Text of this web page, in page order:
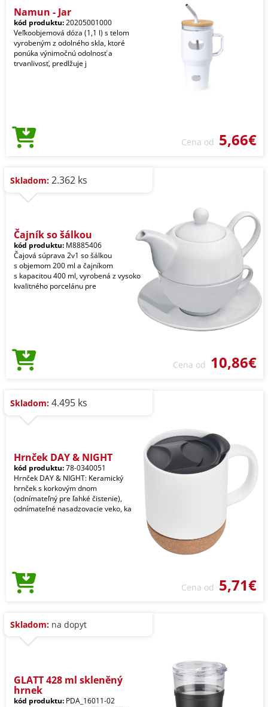
Namun - Jar
kód produktu:20205001000
Veľkoobjemová dóza (1,1 l) s telom
vyrobeným z odolného skla, ktoré
ponúka výnimočnú odolnosť a
trvanlivosť, predlžuje j
Cena od 5,66€
Skladom: 2.362 ks
Čajník so šálkou
kód produktu: M8885406
Čajová súprava 2v1 so šálkou
s objemom 200 ml a čajníkom
s kapacitou 400 ml, vyrobená z vysoko
kvalitného porcelánu pre
Cena od 10,86€
Skladom: 4.495 ks
Hrnček DAY & NIGHT
kód produktu:78-0340051
Hrnček DAY & NIGHT: Keramický
hrnček s korkovým dnom
(odnímateľný pre ľahké čistenie),
odnímateľné nasadzovacie veko, ka
Cena od 5,71€
Skladom: na dopyt
GLATT 428 ml skleněný
hrnek
kód produktu: PDA_16011-02